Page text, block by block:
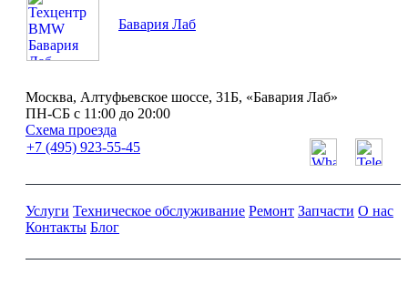
Бавария Лаб
Москва, Алтуфьевское шоссе, 31Б, «Бавария Лаб»
ПН-СБ с 11:00 до 20:00
Схема проезда
+7 (495) 923-55-45
Услуги Техническое обслуживание Ремонт Запчасти О нас
Контакты Блог